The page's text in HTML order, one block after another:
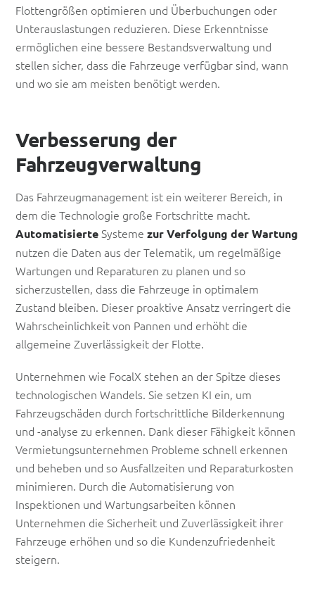
Flottengrößen optimieren und Überbuchungen oder
Unterauslastungen reduzieren. Diese Erkenntnisse
ermöglichen eine bessere Bestandsverwaltung und
stellen sicher, dass die Fahrzeuge verfügbar sind, wann
und wo sie am meisten benötigt werden.
Verbesserung der
Fahrzeugverwaltung
Das Fahrzeugmanagement ist ein weiterer Bereich, in
dem die Technologie große Fortschritte macht.
AutomatisierteSysteme zur Verfolgung der Wartung
nutzen die Daten aus der Telematik, um regelmäßige
Wartungen und Reparaturen zu planen und so
sicherzustellen, dass die Fahrzeuge in optimalem
Zustand bleiben. Dieser proaktive Ansatz verringert die
Wahrscheinlichkeit von Pannen und erhöht die
allgemeine Zuverlässigkeit der Flotte.
Unternehmen wie FocalX stehen an der Spitze dieses
technologischen Wandels. Sie setzen KI ein, um
Fahrzeugschäden durch fortschrittliche Bilderkennung
und -analyse zu erkennen. Dank dieser Fähigkeit können
Vermietungsunternehmen Probleme schnell erkennen
und beheben und so Ausfallzeiten und Reparaturkosten
minimieren. Durch die Automatisierung von
Inspektionen und Wartungsarbeiten können
Unternehmen die Sicherheit und Zuverlässigkeit ihrer
Fahrzeuge erhöhen und so die Kundenzufriedenheit
steigern.